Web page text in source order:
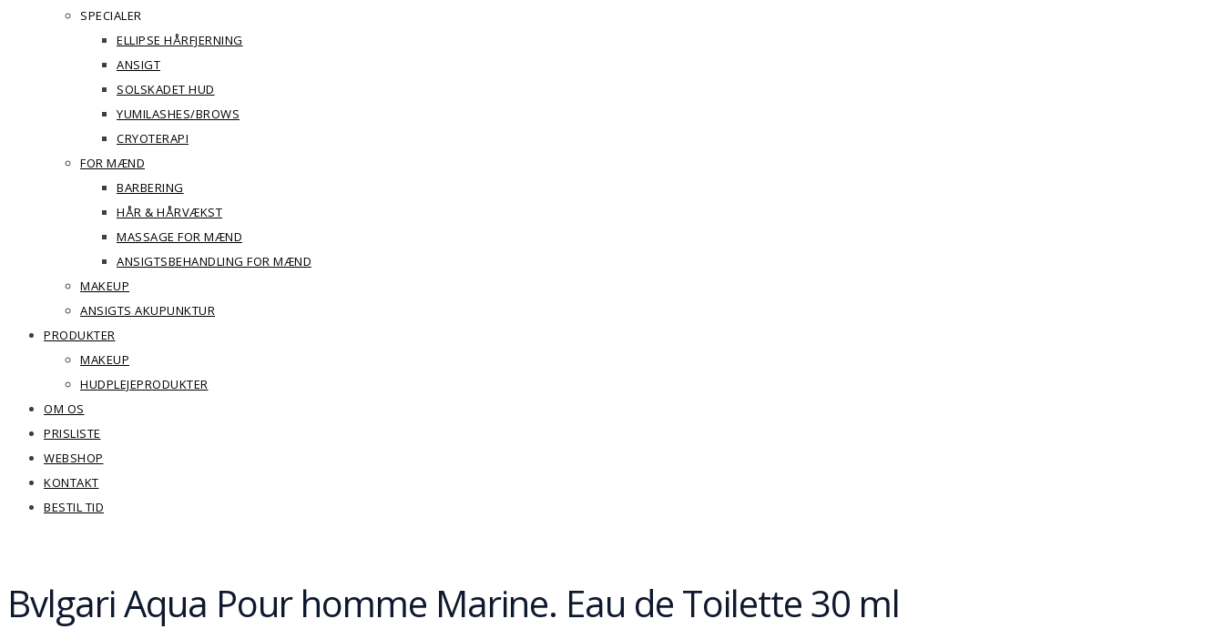
SPECIALER
ELLIPSE HÅRFJERNING
ANSIGT
SOLSKADET HUD
YUMILASHES/BROWS
CRYOTERAPI
FOR MÆND
BARBERING
HÅR & HÅRVÆKST
MASSAGE FOR MÆND
ANSIGTSBEHANDLING FOR MÆND
MAKEUP
ANSIGTS AKUPUNKTUR
PRODUKTER
MAKEUP
HUDPLEJEPRODUKTER
OM OS
PRISLISTE
WEBSHOP
KONTAKT
BESTIL TID
Bvlgari Aqua Pour homme Marine. Eau de Toilette 30 ml